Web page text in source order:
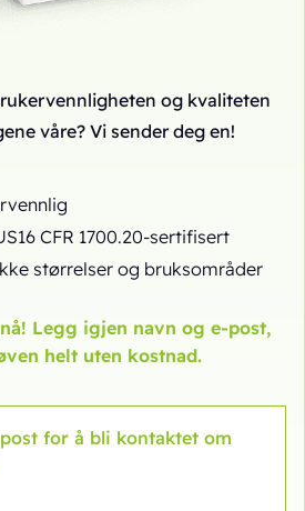
og kvaliteten
våre? Vi sender deg en!
CFR 1700.20-sertifisert
størrelser og bruksområder
Legg igjen navn og e-post,
helt uten kostnad.
for å bli kontaktet om